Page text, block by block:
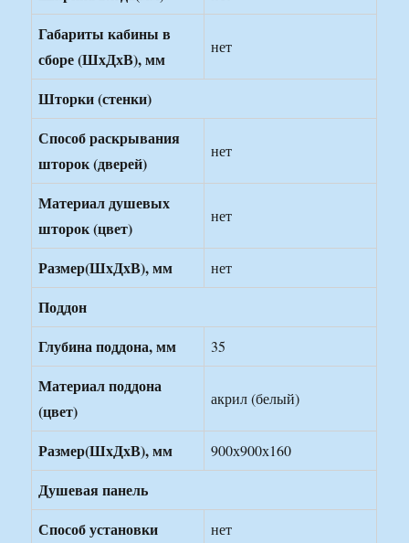
Габариты кабины в
сборе (ШхДхВ), мм
нет
Шторки (стенки)
Способ раскрывания
шторок (дверей)
нет
Материал душевых
шторок (цвет)
нет
Размер(ШxДxВ), мм нет
Поддон
Глубина поддона, мм
35
Материал поддона
(цвет)
акрил (белый)
Размер(ШxДxВ), мм 900х900х160
Душевая панель
Способ установки
нет